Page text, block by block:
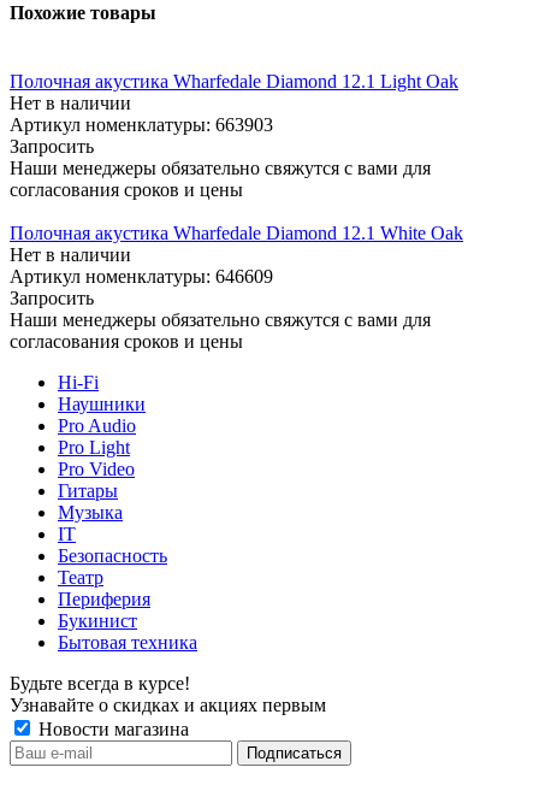
Похожие товары
Полочная акустика Wharfedale Diamond 12.1 Light Oak
Нет в наличии
Артикул номенклатуры: 663903
Запросить
Наши менеджеры обязательно свяжутся с вами для
согласования сроков и цены
Полочная акустика Wharfedale Diamond 12.1 White Oak
Нет в наличии
Артикул номенклатуры: 646609
Запросить
Наши менеджеры обязательно свяжутся с вами для
согласования сроков и цены
Hi-Fi
Наушники
Pro Audio
Pro Light
Pro Video
Гитары
Музыка
IT
Безопасность
Театр
Периферия
Букинист
Бытовая техника
Будьте всегда в курсе!
Узнавайте о скидках и акциях первым
Новости магазина